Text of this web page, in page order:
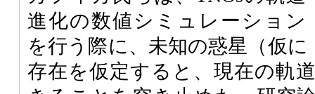
進化の数値シミュレーション
を行う際に、未知の惑星（仮
存在を仮定すると、現在の軌